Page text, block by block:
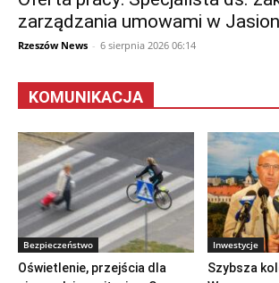
zarządzania umowami w
Rzeszów News - 6 sierpnia 2026 06:14
KOMUNIKACJA
Bezpieczeństwo
Oświetlenie, przejścia dla
Inwestycje
Szybsza